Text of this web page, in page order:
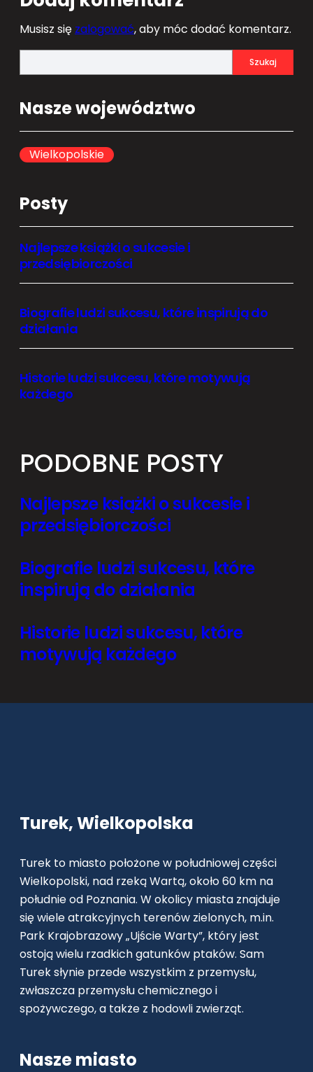
Musisz się zalogować, aby móc dodać komentarz.
e
r
c
h
Szukaj
Nasze województwo
Wielkopolskie
Posty
Najlepsze książki o sukcesie i
przedsiębiorczości
Biografie ludzi sukcesu, które inspirują do
działania
Historie ludzi sukcesu, które motywują
każdego
PODOBNE POSTY
Najlepsze książki o sukcesie i
przedsiębiorczości
Biografie ludzi sukcesu, które
inspirują do działania
Historie ludzi sukcesu, które
motywują każdego
Turek, Wielkopolska
Turek to miasto położone w południowej części
Wielkopolski, nad rzeką Wartą, około 60 km na
południe od Poznania. W okolicy miasta znajduje
się wiele atrakcyjnych terenów zielonych, m.in.
Park Krajobrazowy „Ujście Warty”, który jest
ostoją wielu rzadkich gatunków ptaków. Sam
Turek słynie przede wszystkim z przemysłu,
zwłaszcza przemysłu chemicznego i
spożywczego, a także z hodowli zwierząt.
Nasze miasto